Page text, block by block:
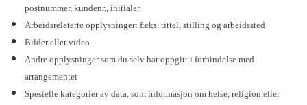
postnummer, kundenr., initialer
Arbeidsrelaterte opplysninger: f.eks. tittel, stilling og arbeidssted
Bilder eller video
Andre opplysninger som du selv har oppgitt i forbindelse med
arrangementet
Spesielle kategorier av data, som informasjon om helse, religion eller